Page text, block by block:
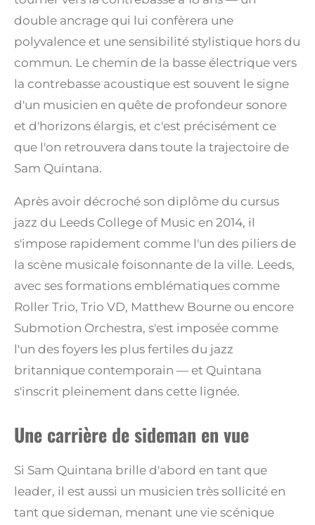
double ancrage qui lui confèrera une
polyvalence et une sensibilité stylistique hors du
commun. Le chemin de la basse électrique vers
la contrebasse acoustique est souvent le signe
d'un musicien en quête de profondeur sonore
et d'horizons élargis, et c'est précisément ce
que l'on retrouvera dans toute la trajectoire de
Sam Quintana.
Après avoir décroché son diplôme du cursus
jazz du Leeds College of Music en 2014, il
s'impose rapidement comme l'un des piliers de
la scène musicale foisonnante de la ville. Leeds,
avec ses formations emblématiques comme
Roller Trio, Trio VD, Matthew Bourne ou encore
Submotion Orchestra, s'est imposée comme
l'un des foyers les plus fertiles du jazz
britannique contemporain — et Quintana
s'inscrit pleinement dans cette lignée.
Une carrière de sideman en vue
Si Sam Quintana brille d'abord en tant que
leader, il est aussi un musicien très sollicité en
tant que sideman, menant une vie scénique